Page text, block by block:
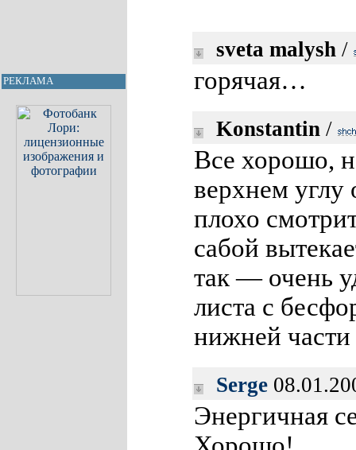
РЕКЛАМА
sveta malysh /
горячая…
Konstantin /
Все хорошо,
верхнем углу
плохо
сабой
так — очень
листа с
нижней части
Serge
Энергичная